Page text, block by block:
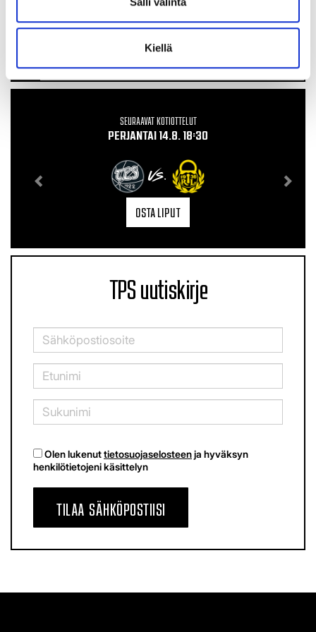
Kiellä
vaikuttavuutta "Haluamme olla vastuullinen ja
vaikuttava urheiluseura"
SEURAAVAT KOTIOTTELUT
PERJANTAI 14.8. 18:30
VS.
OSTA LIPUT
TPS uutiskirje
Olen lukenuttietosuojaselosteenja hyväksyn
henkilötietojeni käsittelyn
TILAA SÄHKÖPOSTIISI